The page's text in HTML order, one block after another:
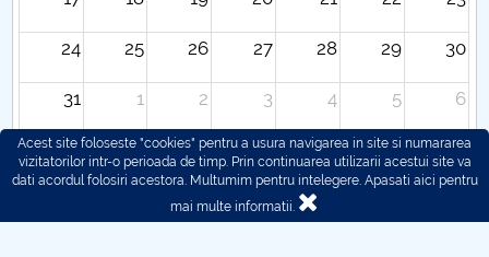
24 25 26 27 28 29 30
31 1 2 3 4 5 6
Acest site foloseste "cookies" pentru a usura navigarea in site si numararea
vizitatorilor intr-o perioada de timp. Prin continuarea utilizarii acestui site va
dati acordul folosiri acestora. Multumim pentru intelegere. Apasati aici pentru
mai multe informatii.